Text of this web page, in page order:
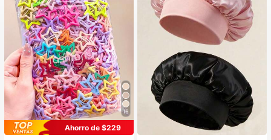
16
Ahorro de $229
#1 Más vendidos
en Multicolor Gorros para el pelo para mujer
Establecido hace 1 año